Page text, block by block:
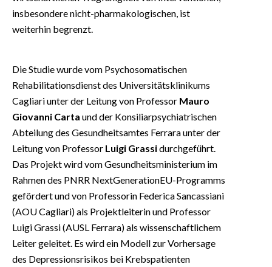
insbesondere nicht-pharmakologischen, ist
weiterhin begrenzt.
Die Studie wurde vom Psychosomatischen
Rehabilitationsdienst des Universitätsklinikums
Cagliari unter der Leitung von Professor Mauro
Giovanni Carta und der Konsiliarpsychiatrischen
Abteilung des Gesundheitsamtes Ferrara unter der
Leitung von Professor Luigi Grassidurchgeführt.
Das Projekt wird vom Gesundheitsministerium im
Rahmen des PNRR NextGenerationEU-Programms
gefördert und von Professorin Federica Sancassiani
(AOU Cagliari) als Projektleiterin und Professor
Luigi Grassi (AUSL Ferrara) als wissenschaftlichem
Leiter geleitet. Es wird ein Modell zur Vorhersage
des Depressionsrisikos bei Krebspatienten